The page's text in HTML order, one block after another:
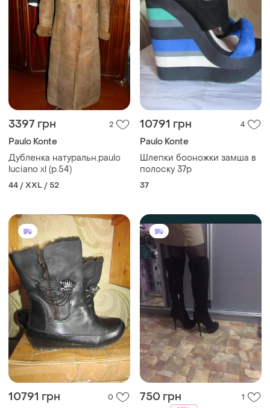
3397 грн 2
Paulo Konte
Дубленка натуральн.paulo
luciano xl (р.54)
44 / XXL / 52
10791 грн 4
Paulo Konte
Шлепки бооножки замша в
полоску 37р
37
10791 грн 0 750 грн 1